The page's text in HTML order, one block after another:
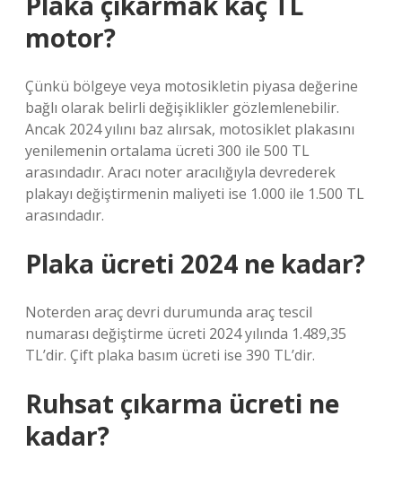
motor?
Çünkü bölgeye veya motosikletin piyasa değerine
bağlı olarak belirli değişiklikler gözlemlenebilir.
Ancak 2024 yılını baz alırsak, motosiklet plakasını
yenilemenin ortalama ücreti 300 ile 500 TL
arasındadır. Aracı noter aracılığıyla devrederek
plakayı değiştirmenin maliyeti ise 1.000 ile 1.500 TL
arasındadır.
Plaka ücreti 2024 ne kadar?
Noterden araç devri durumunda araç tescil
numarası değiştirme ücreti 2024 yılında 1.489,35
TL’dir. Çift plaka basım ücreti ise 390 TL’dir.
Ruhsat çıkarma ücreti ne
kadar?